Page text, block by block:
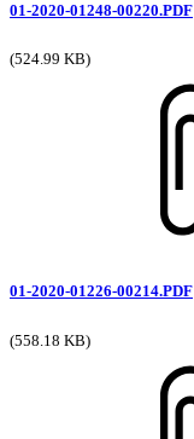
01-2020-01248-00220.PDF
(524.99 KB)
01-2020-01226-00214.PDF
(558.18 KB)